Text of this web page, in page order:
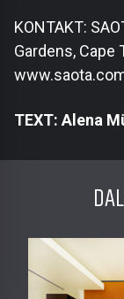
KONTAKT:
Gardens, Cape
TEXT: Alena